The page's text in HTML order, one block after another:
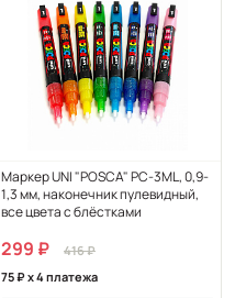
Маркер UNI "POSCA" PC-3ML, 0,9-
1,3 мм, наконечник пулевидный,
все цвета с блёстками
299
416
75
x 4 платежа